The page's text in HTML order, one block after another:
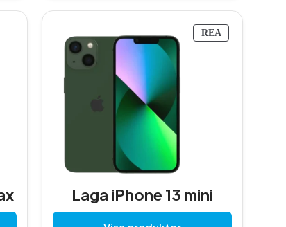
REAP
R
Laga iPhone 13 mini